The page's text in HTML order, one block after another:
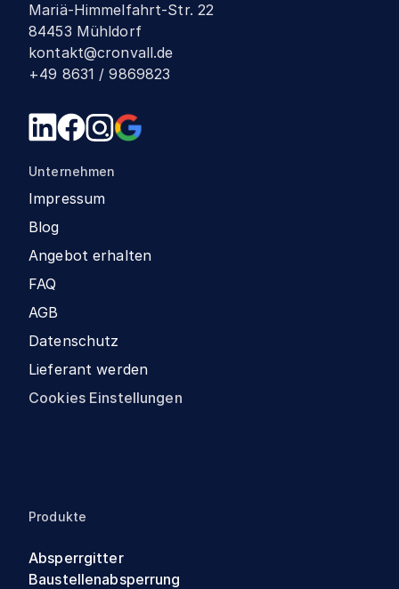
Mariä-Himmelfahrt-Str. 22
84453 Mühldorf
kontakt@cronvall.de
+49 8631 / 9869823
Unternehmen
Impressum
Blog
Angebot erhalten
FAQ
AGB
Datenschutz
Lieferant werden
Cookies Einstellungen
Produkte
Absperrgitter
Baustellenabsperrung